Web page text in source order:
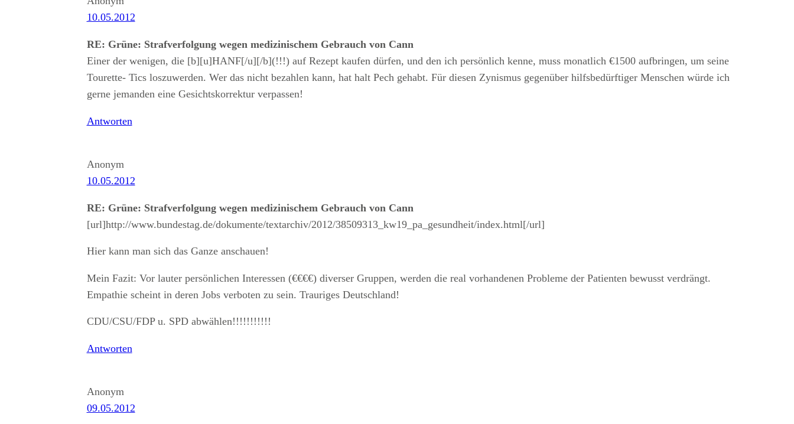
10.05.2012
RE: Grüne: Strafverfolgung wegen medizinischem Gebrauch von Cann
Einer der wenigen, die [b][u]HANF[/u][/b](!!!) auf Rezept kaufen dürfen, und den ich persönlich kenne, muss monatlich €1500 aufbringen, um seine
Tourette- Tics loszuwerden. Wer das nicht bezahlen kann, hat halt Pech gehabt. Für diesen Zynismus gegenüber hilfsbedürftiger Menschen würde ich
gerne jemanden eine Gesichtskorrektur verpassen!
Antworten
Anonym
10.05.2012
RE: Grüne: Strafverfolgung wegen medizinischem Gebrauch von Cann
[url]http://www.bundestag.de/dokumente/textarchiv/2012/38509313_kw19_pa_gesundheit/index.html[/url]
Hier kann man sich das Ganze anschauen!
Mein Fazit: Vor lauter persönlichen Interessen (€€€€) diverser Gruppen, werden die real vorhandenen Probleme der Patienten bewusst verdrängt.
Empathie scheint in deren Jobs verboten zu sein. Trauriges Deutschland!
CDU/CSU/FDP u. SPD abwählen!!!!!!!!!!!
Antworten
Anonym
09.05.2012